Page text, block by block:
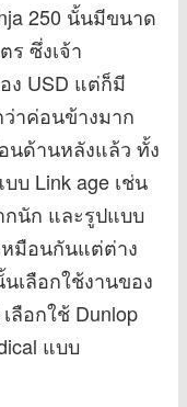
250 นั้นมีขนาด
ซึ่งเจ้า
ง USD แต่ก็มี
าค่อนข้างมาก
นด้านหลังแล้ว ทั้ง
บ Link age เช่น
กนัก และรูปแบบ
หมือนกันแต่ต่าง
เลือกใช้งานของ
ลือกใช้ Dunlop
แบบ